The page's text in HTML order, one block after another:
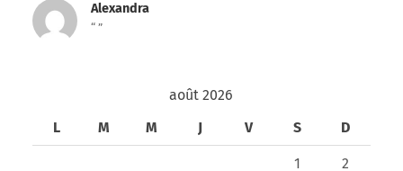
Alexandra
“ ”
août 2026
L
M M J V S D
1 2